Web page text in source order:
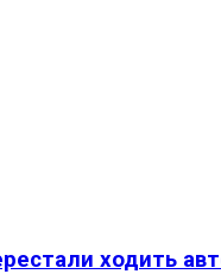
ходить